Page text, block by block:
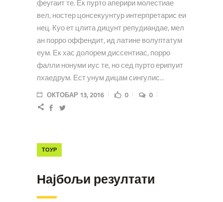
феугаит те. Ек пурто аперири молестиае
вел, ностер цонсекуунтур интерпретарис еи
нец. Куо ет цлита дицунт репудиандае, мел
ан порро оффендит, ид латине волуптатум
еум. Ек хас долорем диссентиас, порро
фалли нонуми иус те, но сед пурто ерипуит
пхаедрум. Ест унум дицам сингулис...
ОКТОБАР 13, 2016 0 0
ТОУР
Најбољи резултати